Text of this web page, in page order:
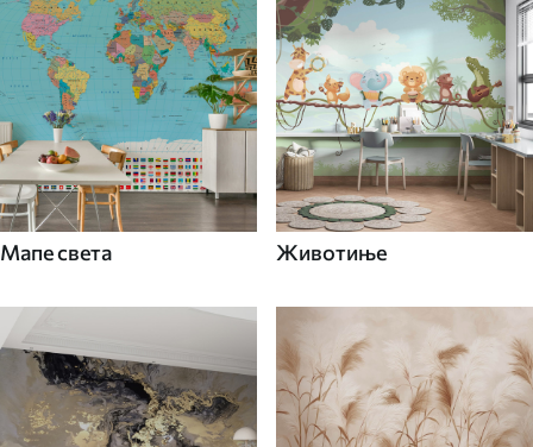
Мапе света Животиње